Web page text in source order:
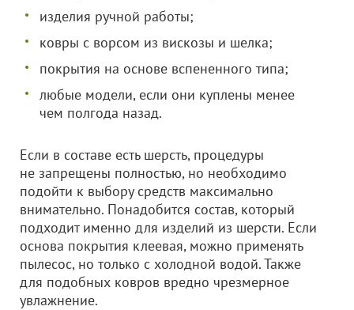
изделия ручной работы;
ковры с ворсом из вискозы и шелка;
покрытия на основе вспененного типа;
любые модели, если они куплены менее
чем полгода назад.
Если в составе есть шерсть, процедуры
не запрещены полностью, но необходимо
подойти к выбору средств максимально
внимательно. Понадобится состав, который
подходит именно для изделий из шерсти. Если
основа покрытия клеевая, можно применять
пылесос, но только с холодной водой. Также
для подобных ковров вредно чрезмерное
увлажнение.